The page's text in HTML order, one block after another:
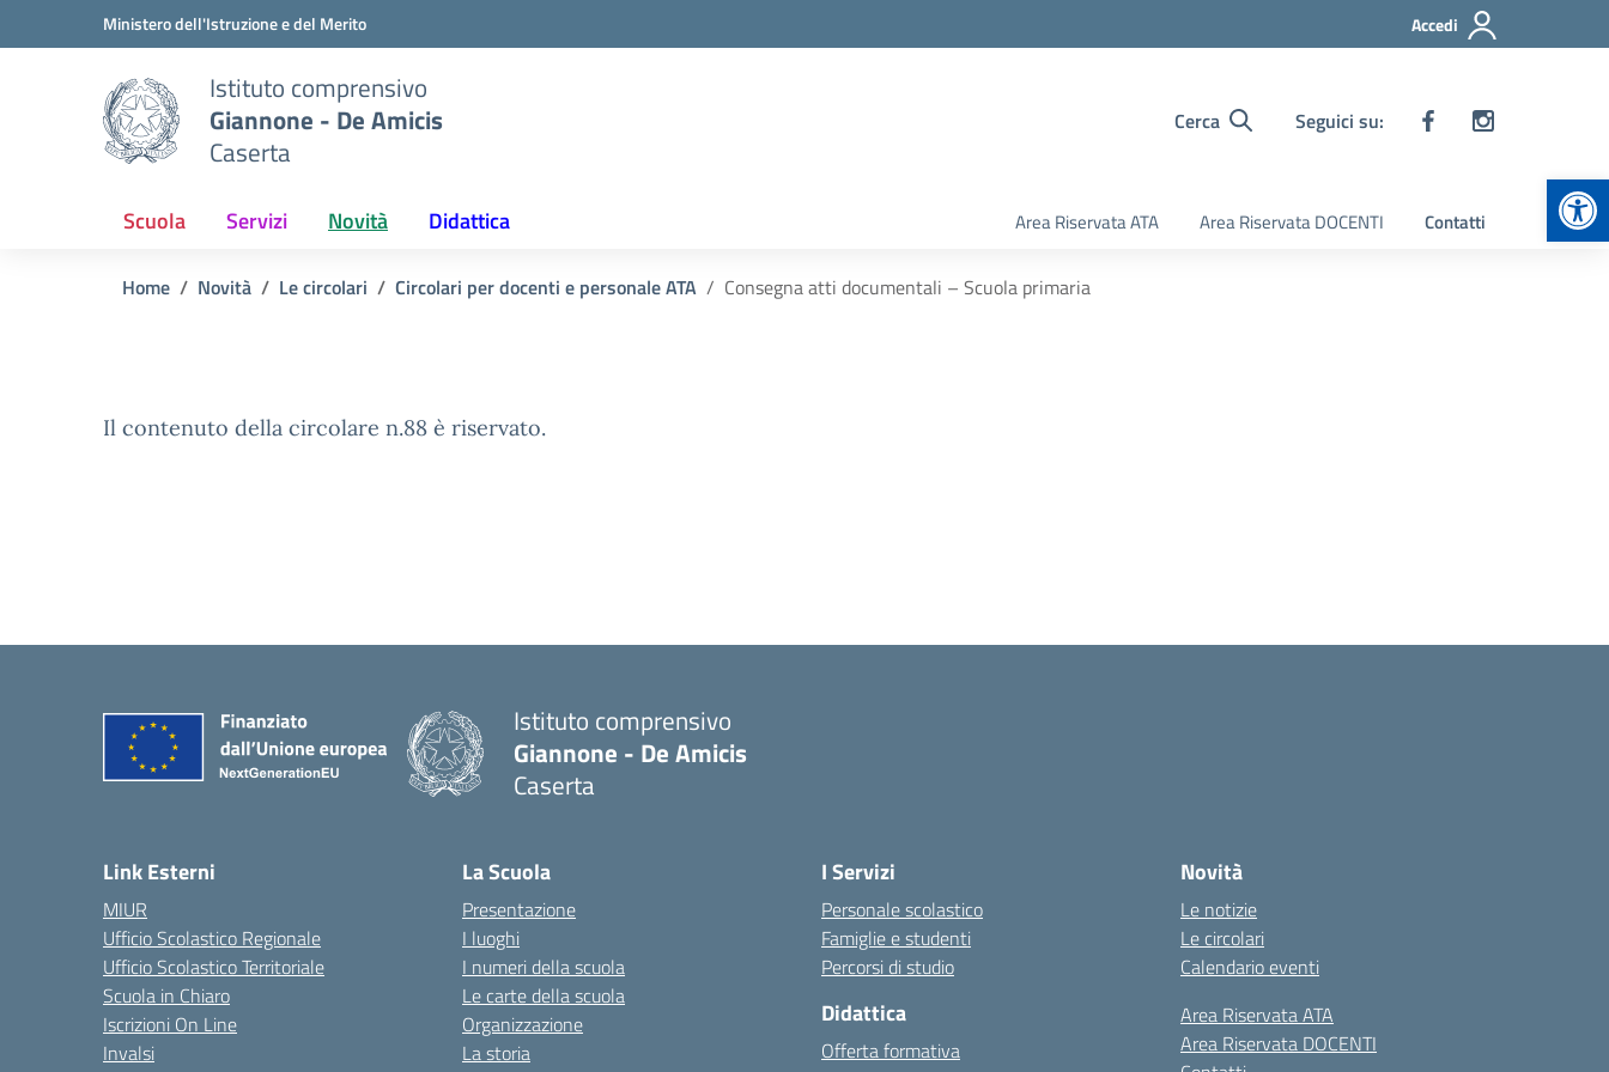
Vai ai contenuti
Vai al menu di navigazioneMinistero dell'Istruzione e del Merito Accedi
Istituto comprensivo
Giannone - De Amicis
Caserta
Cerca Seguici su:
Scuola Servizi Novità Didattica Area Riservata ATA Area Riservata DOCENTI Contatti
Home Novità Le circolari Circolari per docenti e personale ATA Consegna atti documentali – Scuola primaria
Il contenuto della circolare n.88 è riservato.
Istituto comprensivo
Giannone - De Amicis
Caserta
Link Esterni
MIUR
Ufficio Scolastico Regionale
Ufficio Scolastico Territoriale
Scuola in Chiaro
Iscrizioni On Line
Invalsi
La Scuola
Presentazione
I luoghi
I numeri della scuola
Le carte della scuola
Organizzazione
La storia
I Servizi
Personale scolastico
Famiglie e studenti
Percorsi di studio
Didattica
Offerta formativa
Novità
Le notizie
Le circolari
Calendario eventi
Area Riservata ATA
Area Riservata DOCENTI